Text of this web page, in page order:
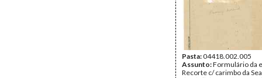
Pasta:04418.002.005
Assunto:Formulário da
Recorte c/ carimbo da